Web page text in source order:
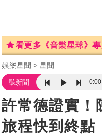
看更多《音樂星球》
娛樂星聞 星聞
聽新聞 0:00
許常德證實！
旅程快到終